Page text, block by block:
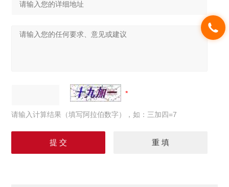
请输入计算结果（填写阿拉伯数字），如：三加四=7